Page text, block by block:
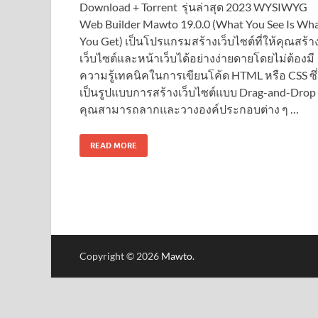
Download + Torrent รุ่นล่าสุด 2023 WYSIWYG
Web Builder Mawto 19.0.0 (What You See Is
You Get) เป็นโปรแกรมสร้างเว็บไซต์ที่ให้คุณสร้า
เว็บไซต์และหน้าเว็บได้อย่างง่ายดายโดยไม่ต้องมี
ความรู้เทคนิคในการเขียนโค้ด HTML หรือ CSS ซึ่
เป็นรูปแบบการสร้างเว็บไซต์แบบ Drag-and-Drop
คุณสามารถลากและวางองค์ประกอบต่าง ๆ …
READ MORE
Copyright © 2026 Mawto.